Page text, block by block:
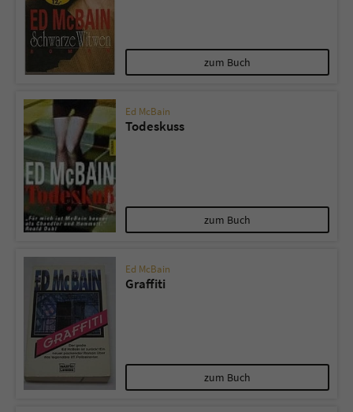
zum Buch
Ed McBain
Todeskuss
zum Buch
Ed McBain
Graffiti
zum Buch